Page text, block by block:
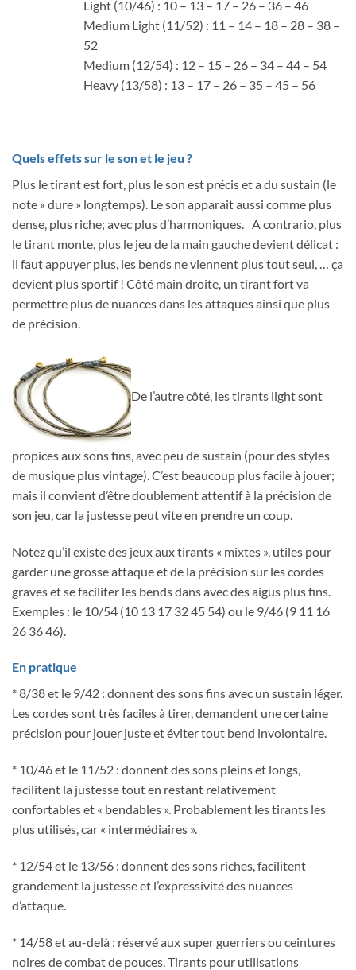
Light (10/46) : 10 – 13 – 17 – 26 – 36 – 46
Medium Light (11/52) : 11 – 14 – 18 – 28 – 38 –
52
Medium (12/54) : 12 – 15 – 26 – 34 – 44 – 54
Heavy (13/58) : 13 – 17 – 26 – 35 – 45 – 56
Quels effets sur le son et le jeu ?
Plus le tirant est fort, plus le son est précis et a du sustain (le
note « dure » longtemps). Le son apparait aussi comme plus
dense, plus riche; avec plus d’harmoniques. A contrario, plus
le tirant monte, plus le jeu de la main gauche devient délicat :
il faut appuyer plus, les bends ne viennent plus tout seul, … ça
devient plus sportif ! Côté main droite, un tirant fort va
permettre plus de nuances dans les attaques ainsi que plus
de précision.
De l’autre côté, les tirants light sont
propices aux sons fins, avec peu de sustain (pour des styles
de musique plus vintage). C’est beaucoup plus facile à jouer;
mais il convient d’être doublement attentif à la précision de
son jeu, car la justesse peut vite en prendre un coup.
Notez qu’il existe des jeux aux tirants « mixtes », utiles pour
garder une grosse attaque et de la précision sur les cordes
graves et se faciliter les bends dans avec des aigus plus fins.
Exemples : le 10/54 (10 13 17 32 45 54) ou le 9/46 (9 11 16
26 36 46).
En pratique
* 8/38 et le 9/42 : donnent des sons fins avec un sustain léger.
Les cordes sont très faciles à tirer, demandent une certaine
précision pour jouer juste et éviter tout bend involontaire.
* 10/46 et le 11/52 : donnent des sons pleins et longs,
facilitent la justesse tout en restant relativement
confortables et « bendables ». Probablement les tirants les
plus utilisés, car « intermédiaires ».
* 12/54 et le 13/56 : donnent des sons riches, facilitent
grandement la justesse et l’expressivité des nuances
d’attaque.
* 14/58 et au-delà : réservé aux super guerriers ou ceintures
noires de combat de pouces. Tirants pour utilisations